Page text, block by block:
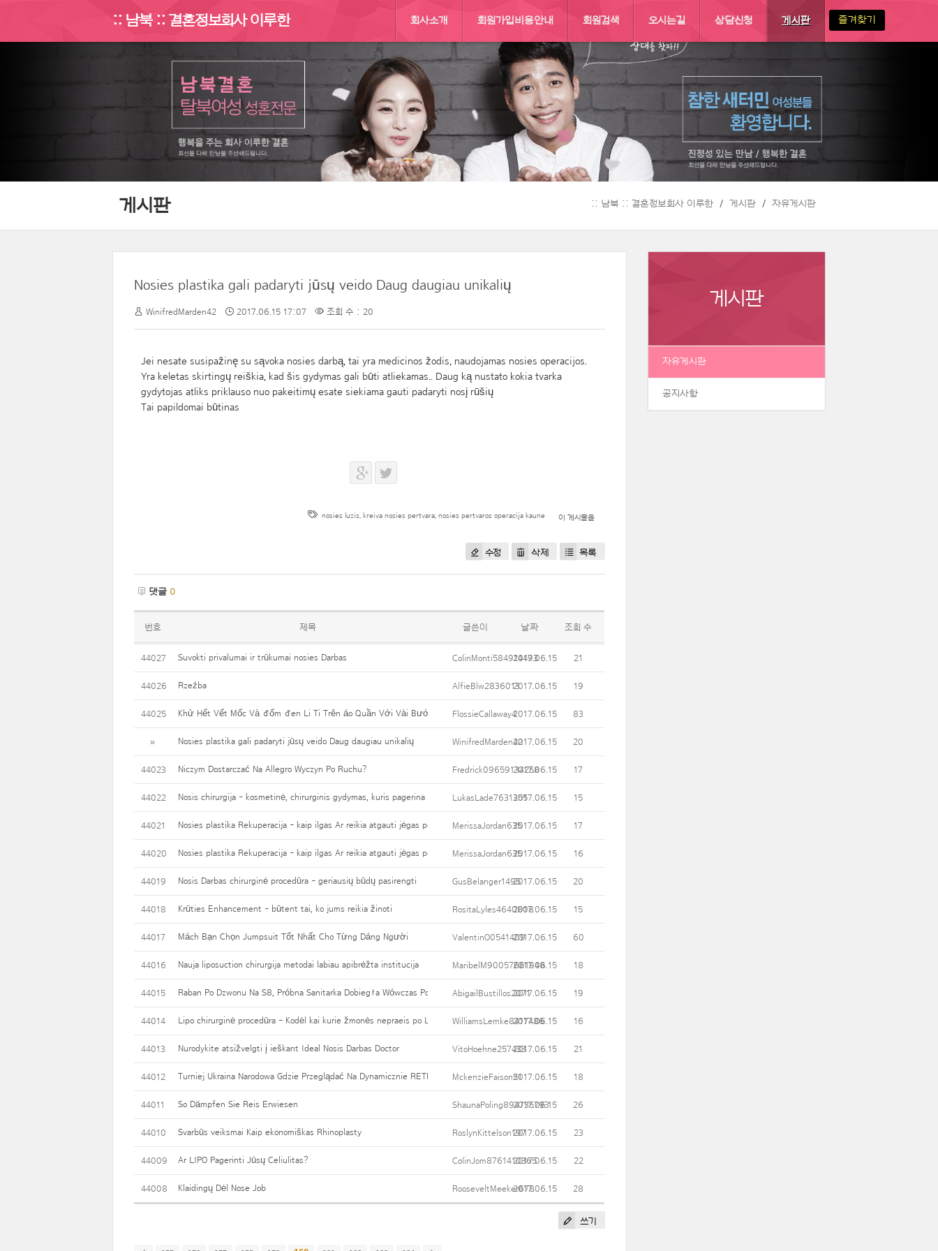
:: 남북 :: 결혼정보회사 이루한 회사소개 회원가입비용안내 회원검색 오시는길 상담신청 게시판 즐겨찾기
게시판 :: 남북 :: 결혼정보회사 이루한 게시판 자유게시판
게시판
자유게시판
공지사항
Nosies plastika gali padaryti jūsų veido Daug daugiau unikalių
WinifredMarden42 2017.06.15 17:07 조회 수 : 20
Jei nesate susipažinę su sąvoka nosies darbą, tai yra medicinos žodis, naudojamas nosies operacijos.
Yra keletas skirtingų reiškia, kad šis gydymas gali būti atliekamas.. Daug ką nustato kokia tvarka
gydytojas atliks priklauso nuo pakeitimų esate siekiama gauti padaryti nosį rūšių
Tai papildomai būtinas
nosies luzis, kreiva nosies pertvara, nosies pertvaros operacija kaune 이 게시물을
수정 삭제 목록
댓글 0
번호 제목 글쓴이 날짜 조회 수
44027 Suvokti privalumai ir trūkumai nosies Darbas ColinMonti584914493
2017.06.15 21
44026 Rzeźba AlfieBlw28360132017.06.15 19
44025 Khử Hết Vết Mốc Và đốm đen Li Ti Trên áo Quần Với Vài Bước Dễ HiểuFlossieCallaway42017.06.15 83
» Nosies plastika gali padaryti jūsų veido Daug daugiau unikalių WinifredMarden422017.06.15 20
44023 Niczym Dostarczać Na Allegro Wyczyn Po Ruchu? Fredrick09659134258
2017.06.15 17
44022 Nosis chirurgija - kosmetinė, chirurginis gydymas, kuris pagerina nosį LukasLade76313552017.06.15 15
44021 Nosies plastika Rekuperacija - kaip ilgas Ar reikia atgauti jėgas po nosies darbą?MerissaJordan6352017.06.15 17
44020 Nosies plastika Rekuperacija - kaip ilgas Ar reikia atgauti jėgas po nosies darbą?MerissaJordan6352017.06.15 16
44019 Nosis Darbas chirurginė procedūra - geriausių būdų pasirengti GusBelanger14952017.06.15 20
44018 Krūties Enhancement - būtent tai, ko jums reikia žinoti RositaLyles46408082017.06.15 15
44017 Mách Bạn Chọn Jumpsuit Tốt Nhất Cho Từng Dáng Người ValentinO05414092017.06.15 60
44016 Nauja liposuction chirurgija metodai labiau apibrėžta institucija MaribelM90057661948
2017.06.15 18
44015 Raban Po Dzwonu Na S8, Próbna Sanitarka Dobiegła Wówczas Po 20 SekundachAbigailBustillos20712017.06.15 19
44014 Lipo chirurginė procedūra - Kodėl kai kurie žmonės nepraeis po Lipo chirurginė procedūra?
WilliamsLemke8417486
2017.06.15 16
44013 Nurodykite atsižvelgti į ieškant Ideal Nosis Darbas Doctor VitoHoehne2574332017.06.15 21
44012 Turniej Ukraina Narodowa Gdzie Przeglądać Na Dynamicznie RETRANSMISJA ONLINE TVP Polsat Ruch
MckenzieFaison512017.06.15 18
44011 So Dämpfen Sie Reis Erwiesen ShaunaPoling894735793
2017.06.15 26
44010 Svarbūs veiksmai Kaip ekonomiškas Rhinoplasty RoslynKittelson1972017.06.15 23
44009 Ar LIPO Pagerinti Jūsų Celiulitas? ColinJom8761410365
2017.06.15 22
44008 Klaidingų Dėl Nose Job RooseveltMeeker6782017.06.15 28
쓰기